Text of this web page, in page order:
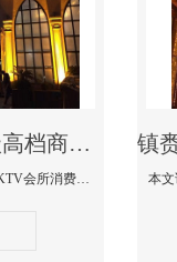
镇赉最好高端顶级高档商务KTV夜总会-天上人间KTV消费点评
本文详细为你解答天上人间KTV会所消费价格点评，更多关于最好高端顶级高档商务KTV夜总会免费咨询1312 0333301微信同步！